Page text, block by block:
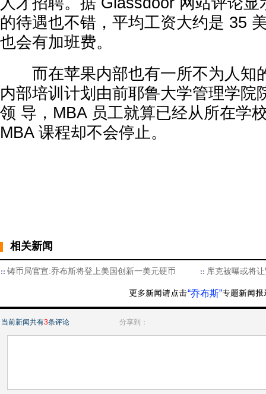
的待遇也不错，平均工资大约是 35
也会有加班费。
而在苹果内部也有一所不为人知
内部培训计划由前耶鲁大学管理学院
领 导，MBA 员工就算已经从所在学
MBA 课程却不会停止。
相关新闻
铸币局官宣:乔布斯将登上美国创新一美元硬币 库克被曝或将
“乔布斯”
当前新闻共有3条评论 分享到：